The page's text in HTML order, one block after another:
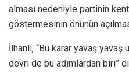
alması nedeniyle partinin
göstermesinin önünün
İlhanlı, “Bu karar yavaş
devri de bu adımlardan biri”